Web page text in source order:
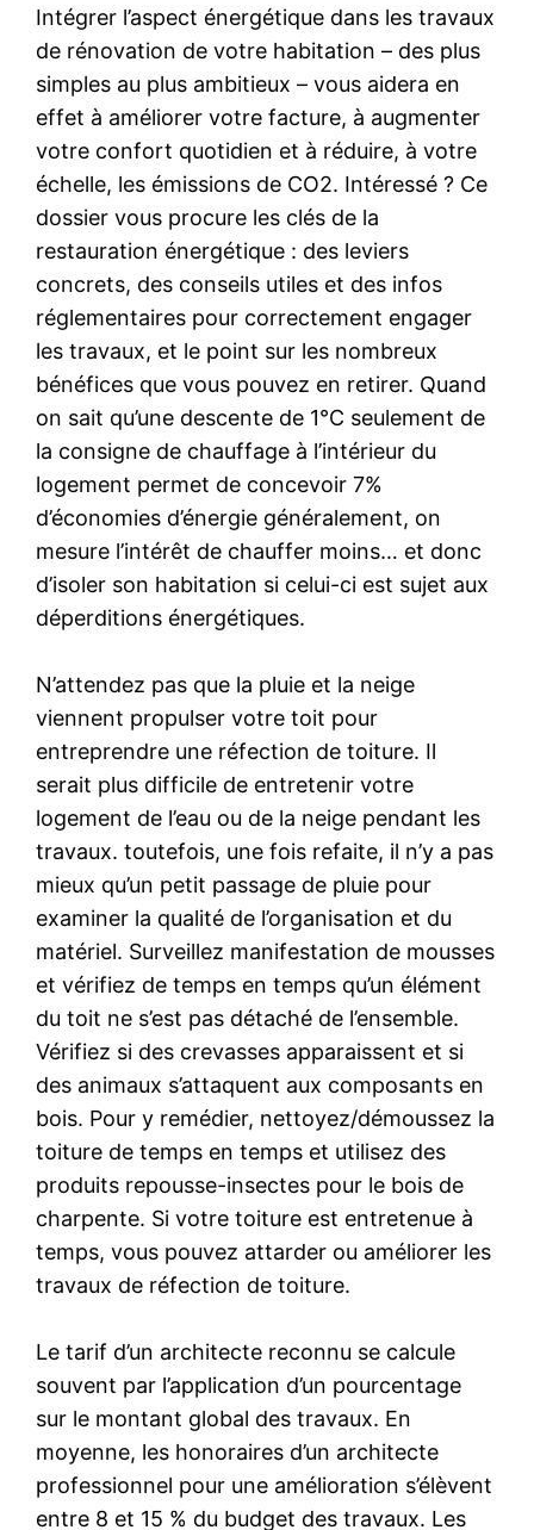
Intégrer l’aspect énergétique dans les travaux
de rénovation de votre habitation – des plus
simples au plus ambitieux – vous aidera en
effet à améliorer votre facture, à augmenter
votre confort quotidien et à réduire, à votre
échelle, les émissions de CO2. Intéressé ? Ce
dossier vous procure les clés de la
restauration énergétique : des leviers
concrets, des conseils utiles et des infos
réglementaires pour correctement engager
les travaux, et le point sur les nombreux
bénéfices que vous pouvez en retirer. Quand
on sait qu’une descente de 1°C seulement de
la consigne de chauffage à l’intérieur du
logement permet de concevoir 7%
d’économies d’énergie généralement, on
mesure l’intérêt de chauffer moins… et donc
d’isoler son habitation si celui-ci est sujet aux
déperditions énergétiques.
N’attendez pas que la pluie et la neige
viennent propulser votre toit pour
entreprendre une réfection de toiture. Il
serait plus difficile de entretenir votre
logement de l’eau ou de la neige pendant les
travaux. toutefois, une fois refaite, il n’y a pas
mieux qu’un petit passage de pluie pour
examiner la qualité de l’organisation et du
matériel. Surveillez manifestation de mousses
et vérifiez de temps en temps qu’un élément
du toit ne s’est pas détaché de l’ensemble.
Vérifiez si des crevasses apparaissent et si
des animaux s’attaquent aux composants en
bois. Pour y remédier, nettoyez/démoussez la
toiture de temps en temps et utilisez des
produits repousse-insectes pour le bois de
charpente. Si votre toiture est entretenue à
temps, vous pouvez attarder ou améliorer les
travaux de réfection de toiture.
Le tarif d’un architecte reconnu se calcule
souvent par l’application d’un pourcentage
sur le montant global des travaux. En
moyenne, les honoraires d’un architecte
professionnel pour une amélioration s’élèvent
entre 8 et 15 % du budget des travaux. Les